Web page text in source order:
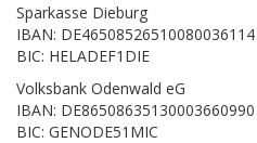
Sparkasse Dieburg
IBAN: DE46508526510080036114
BIC: HELADEF1DIE
Volksbank Odenwald eG
IBAN: DE86508635130003660990
BIC: GENODE51MIC